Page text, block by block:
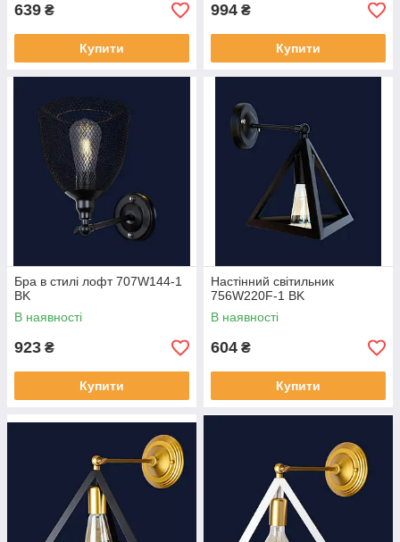
639 ₴
Купити
994 ₴
Купити
Бра в стилі лофт 707W144-1
BK
В наявності
923 ₴
Купити
Настінний світильник
756W220F-1 BK
В наявності
604 ₴
Купити